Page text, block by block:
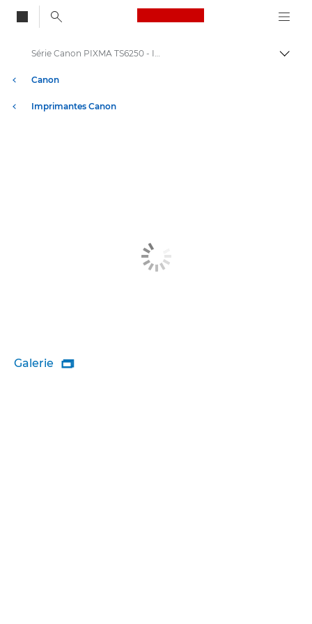
Canon Logo, back
Canon
Imprimantes Canon
Série Canon PIXMA TS6250 - Imprimantes
Galerie 